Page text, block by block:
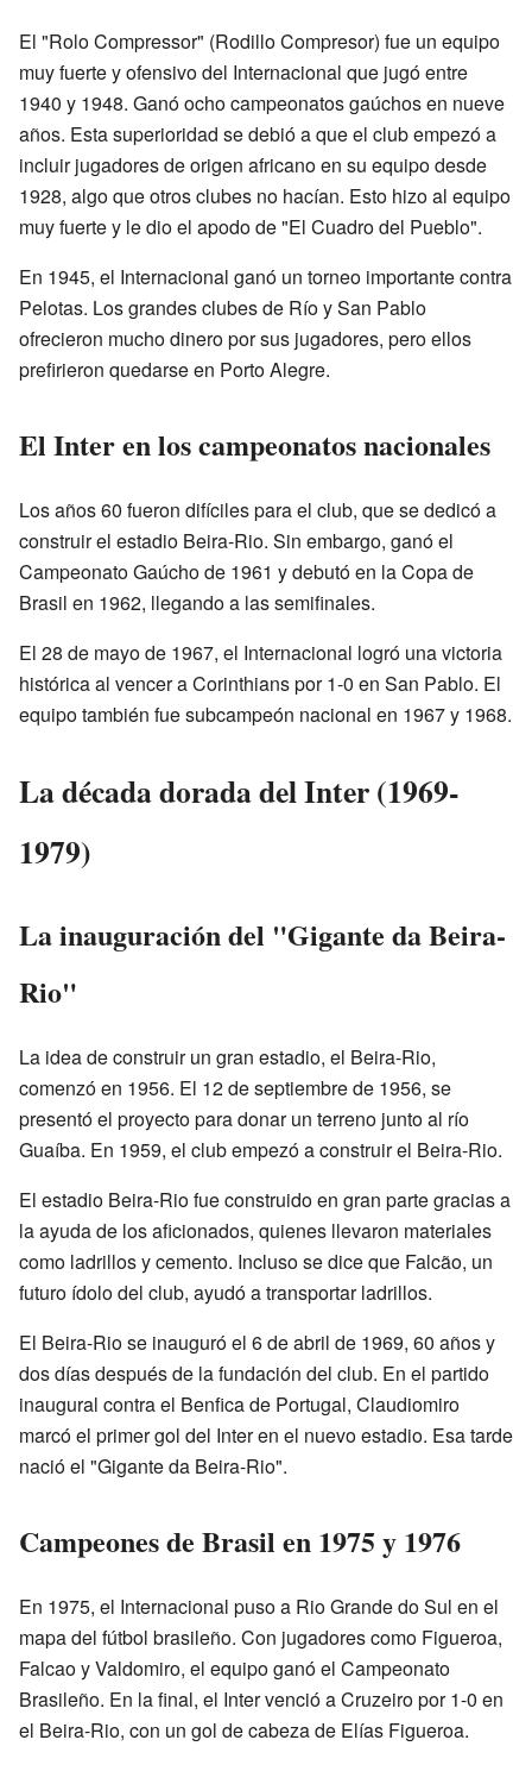
El "Rolo Compressor" (Rodillo Compresor) fue un equipo
muy fuerte y ofensivo del Internacional que jugó entre
1940 y 1948. Ganó ocho campeonatos gaúchos en nueve
años. Esta superioridad se debió a que el club empezó a
incluir jugadores de origen africano en su equipo desde
1928, algo que otros clubes no hacían. Esto hizo al equipo
muy fuerte y le dio el apodo de "El Cuadro del Pueblo".
En 1945, el Internacional ganó un torneo importante contra
Pelotas. Los grandes clubes de Río y San Pablo
ofrecieron mucho dinero por sus jugadores, pero ellos
prefirieron quedarse en Porto Alegre.
El Inter en los campeonatos nacionales
Los años 60 fueron difíciles para el club, que se dedicó a
construir el estadio Beira-Rio. Sin embargo, ganó el
Campeonato Gaúcho de 1961 y debutó en la Copa de
Brasil en 1962, llegando a las semifinales.
El 28 de mayo de 1967, el Internacional logró una victoria
histórica al vencer a Corinthians por 1-0 en San Pablo. El
equipo también fue subcampeón nacional en 1967 y 1968.
La década dorada del Inter (1969-
1979)
La inauguración del "Gigante da Beira-
Rio"
La idea de construir un gran estadio, el Beira-Rio,
comenzó en 1956. El 12 de septiembre de 1956, se
presentó el proyecto para donar un terreno junto al río
Guaíba. En 1959, el club empezó a construir el Beira-Rio.
El estadio Beira-Rio fue construido en gran parte gracias a
la ayuda de los aficionados, quienes llevaron materiales
como ladrillos y cemento. Incluso se dice que Falcão, un
futuro ídolo del club, ayudó a transportar ladrillos.
El Beira-Rio se inauguró el 6 de abril de 1969, 60 años y
dos días después de la fundación del club. En el partido
inaugural contra el Benfica de Portugal, Claudiomiro
marcó el primer gol del Inter en el nuevo estadio. Esa tarde
nació el "Gigante da Beira-Rio".
Campeones de Brasil en 1975 y 1976
En 1975, el Internacional puso a Rio Grande do Sul en el
mapa del fútbol brasileño. Con jugadores como Figueroa,
Falcao y Valdomiro, el equipo ganó el Campeonato
Brasileño. En la final, el Inter venció a Cruzeiro por 1-0 en
el Beira-Rio, con un gol de cabeza de Elías Figueroa.